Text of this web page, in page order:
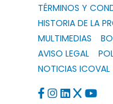
TÉRMINOS Y
HISTORIA DE LA
MULTIMEDIAS
AVISO LEGAL
NOTICIAS ICOVAL